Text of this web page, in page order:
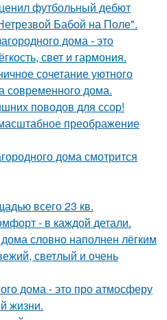
футбольный дебют
Бабой на Поле".
дома - это
свет и гармония.
сочетание уютного
современного дома.
поводов для ссор!
преображение
дома смотрится
всего 23 кв.
- в каждой детали.
словно наполнен лёгким
светлый и очень
дома - это про атмосферу
жизни.